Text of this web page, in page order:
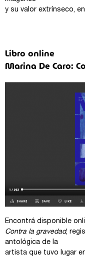
y su valor extrínseco,
Libro online
Marina De Caro:
Encontrá disponible
Contra la gravedad,
antológica de la
artista que tuvo lugar